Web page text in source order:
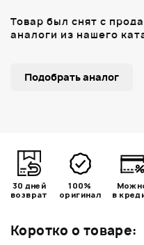
Коротко о товаре:
Товар был снят с
аналоги из нашего
Подобрать аналог
30 дней
возврат
100%
оригинал
в